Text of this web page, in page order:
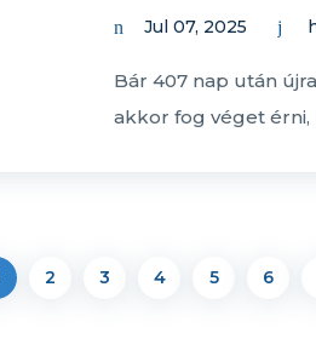
Jul 07, 2025
Bár 407 nap után
akkor fog véget érni,
2 3 4 5 6